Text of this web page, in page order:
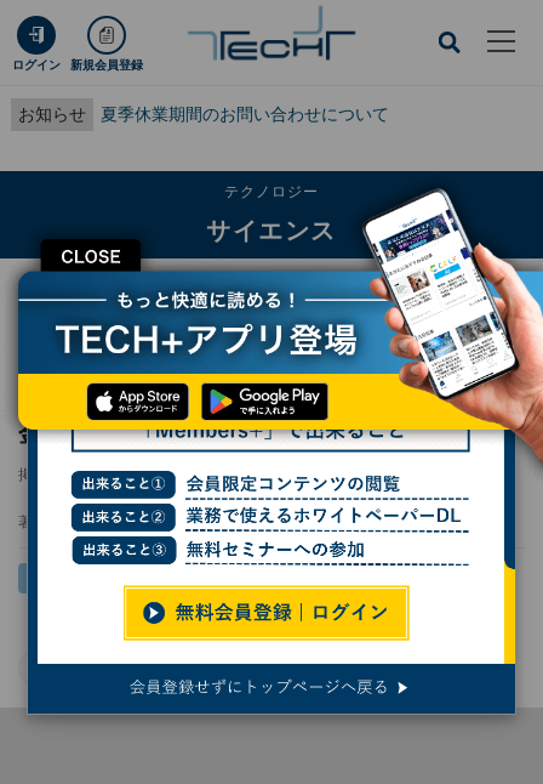
ログイン 新規会員登録
お知らせ 夏季休業期間のお問い合わせについて
CLOSE
テクノロジー
サイエンス
TECH+ テクノロジー
サイエンス
土星の衛星エンケラドスの海は生命にとって金属不足? JAMSTEC推定
土星の衛星エンケラドスの海は生命にとって
金属不足? JAMSTEC推定
掲載日 2025/03/21 19:00
著者： 波留久泉
JAMSTEC 宇宙